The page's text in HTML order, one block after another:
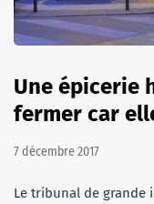
Une épicerie
fermer car
7 décembre 2017
Le tribunal de grande